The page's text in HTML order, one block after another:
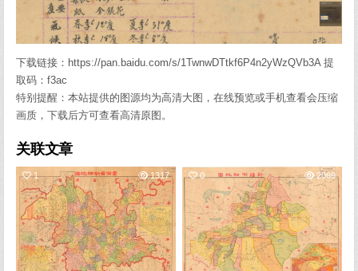
下载链接：https://pan.baidu.com/s/1TwnwDTtkf6P4n2yWzQVb3A 提
取码：f3ac
特别提醒：本站提供的图源均为高清大图，在线预览或手机查看会压缩
画质，下载后方可查看高清原图。
关联文章
1 1317 0 2069